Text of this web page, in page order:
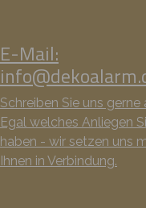
E-Mail:
Schreiben Sie uns gerne
Egal welches Anliegen
haben - wir setzen uns
Ihnen in Verbindung.